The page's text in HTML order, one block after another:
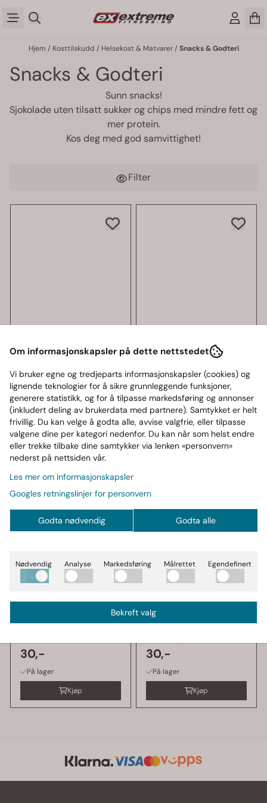
Hopp til innhold
Hjem / Kosttilskudd / Helsekost & Matvarer/ Snacks & Godteri
Snacks & Godteri
Sunn snacks!
Sjokolade uten tilsatt sukker og chips med mindre fett og
mer protein.
Kos deg med god samvittighet!
Filter
Protein Chips 50 g,
30,-
På lager
Kjøp
Pro!Brands
Protein Chips 50 g,
30,-
På lager
Kjøp
Om informasjonskapsler på dette nettstedet
Vi bruker egne og tredjeparts informasjonskapsler (cookies) og
lignende teknologier for å sikre grunnleggende funksjoner,
generere statistikk, og for å tilpasse markedsføring og annonser
(inkludert deling av brukerdata med partnere). Samtykket er helt
frivillig. Du kan velge å godta alle, avvise valgfrie, eller tilpasse
valgene dine per kategori nedenfor. Du kan når som helst endre
eller trekke tilbake dine samtykker via lenken «personvern»
nederst på nettsiden vår.
Les mer om informasjonskapsler
Googles retningslinjer for personvern
Godta nødvendig Godta alle
Nødvendig Analyse Markedsføring Målrettet Egendefinert
Bekreft valg